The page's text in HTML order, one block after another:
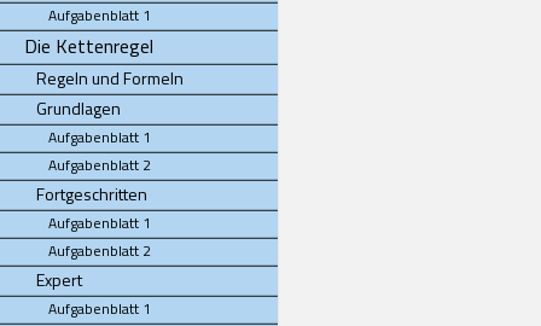
Aufgabenblatt 1
Die Kettenregel
Regeln und Formeln
Grundlagen
Aufgabenblatt 1
Aufgabenblatt 2
Fortgeschritten
Aufgabenblatt 1
Aufgabenblatt 2
Expert
Aufgabenblatt 1